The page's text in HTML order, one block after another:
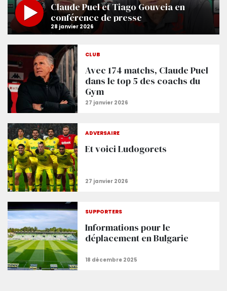
Claude Puel et Tiago Gouveia en
conférence de presse
CLUB
Avec 174 matchs, Claude Puel
dans le top 5 des coachs du
Gym
ADVERSAIRE
Et voici Ludogorets
SUPPORTERS
Informations pour le
déplacement en Bulgarie